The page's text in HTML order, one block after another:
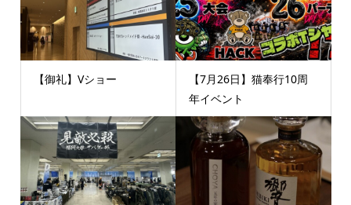
【御礼】Vショー
【7月26日】猫奉行10周
年イベント